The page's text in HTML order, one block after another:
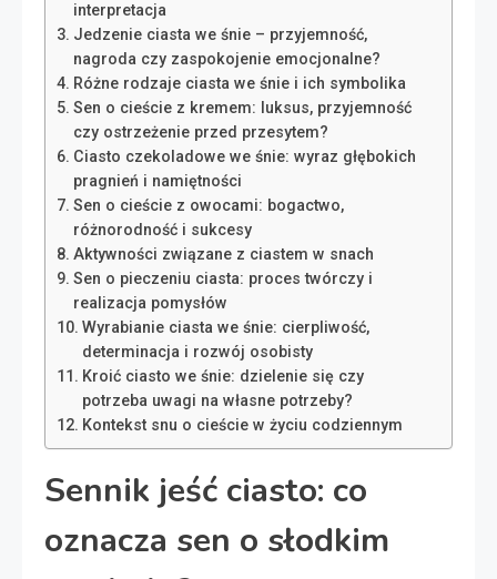
interpretacja
Jedzenie ciasta we śnie – przyjemność,
nagroda czy zaspokojenie emocjonalne?
Różne rodzaje ciasta we śnie i ich symbolika
Sen o cieście z kremem: luksus, przyjemność
czy ostrzeżenie przed przesytem?
Ciasto czekoladowe we śnie: wyraz głębokich
pragnień i namiętności
Sen o cieście z owocami: bogactwo,
różnorodność i sukcesy
Aktywności związane z ciastem w snach
Sen o pieczeniu ciasta: proces twórczy i
realizacja pomysłów
Wyrabianie ciasta we śnie: cierpliwość,
determinacja i rozwój osobisty
Kroić ciasto we śnie: dzielenie się czy
potrzeba uwagi na własne potrzeby?
Kontekst snu o cieście w życiu codziennym
Sennik jeść ciasto: co
oznacza sen o słodkim